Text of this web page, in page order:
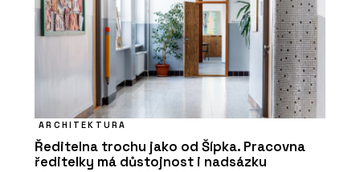
ARCHITEKTURA
Ředitelna trochu jako od Šípka. Pracovna
ředitelky má důstojnost i nadsázku